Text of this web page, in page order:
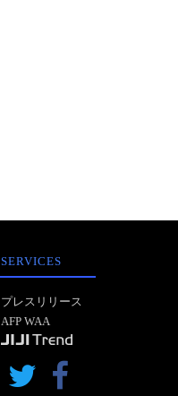
SERVICES
プレスリリース
AFP WAA